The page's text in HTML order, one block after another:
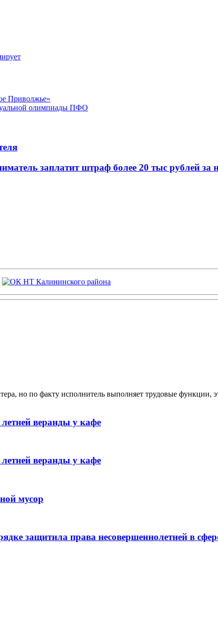
Приволжье»
олимпиады ПФО
заплатит штраф более 20 тыс рублей за
но по факту исполнитель выполняет трудовые функции,
веранды у кафе
веранды у кафе
мусор
защитила права несовершеннолетней в